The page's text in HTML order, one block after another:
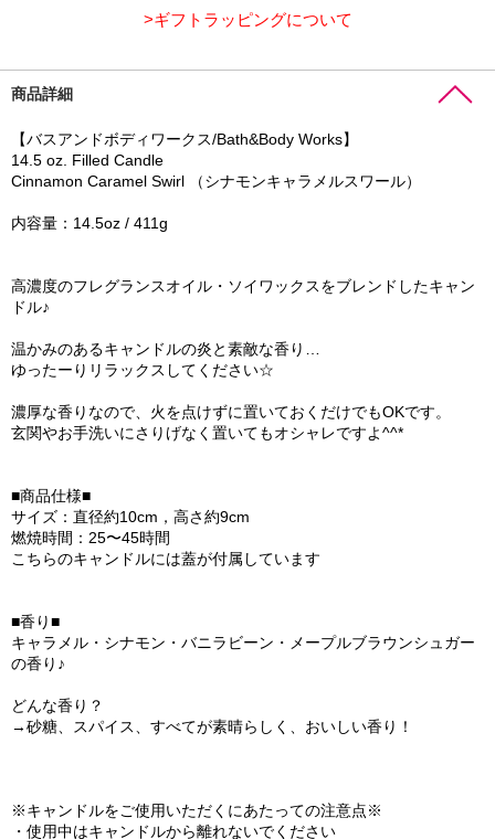
>ギフトラッピングについて
商品詳細
【バスアンドボディワークス/Bath&Body Works】
14.5 oz. Filled Candle
Cinnamon Caramel Swirl （シナモンキャラメルスワール）
内容量：14.5oz / 411g
高濃度のフレグランスオイル・ソイワックスをブレンドしたキャン
ドル♪
温かみのあるキャンドルの炎と素敵な香り…
ゆったーりリラックスしてください☆
濃厚な香りなので、火を点けずに置いておくだけでもOKです。
玄関やお手洗いにさりげなく置いてもオシャレですよ^^*
■商品仕様■
サイズ：直径約10cm，高さ約9cm
燃焼時間：25〜45時間
こちらのキャンドルには蓋が付属しています
■香り■
キャラメル・シナモン・バニラビーン・メープルブラウンシュガー
の香り♪
どんな香り？
→砂糖、スパイス、すべてが素晴らしく、おいしい香り！
※キャンドルをご使用いただくにあたっての注意点※
・使用中はキャンドルから離れないでください